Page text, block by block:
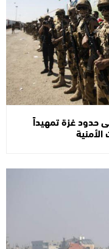
حدود غزة تمهيداً